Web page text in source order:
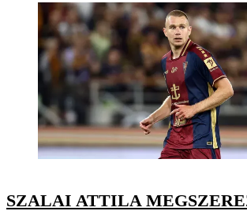
SZALAI ATTILA